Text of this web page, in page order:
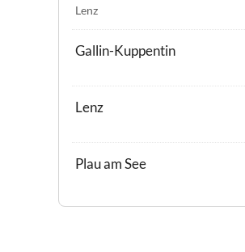
Lenz
Gallin-Kuppentin
Lenz
Plau am See